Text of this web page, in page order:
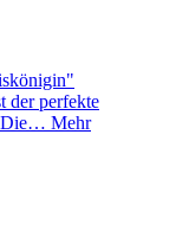
der perfekte
Die… Mehr